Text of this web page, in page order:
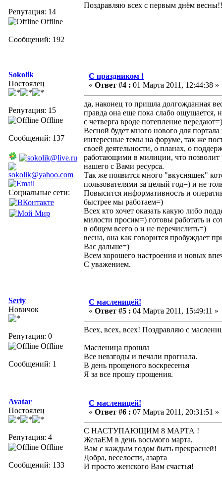
Репутация: 14
Offline
Сообщений: 192
Поздравляю всех с первым днём
Sokolik
Постоялец
Репутация: 15
Offline
Сообщений: 137
Социальные сети:
С праздником !
« Ответ #4 : 01 Марта 2011, 12:44:38 »
да, наконец то пришла долгожданная
правда она еще пока слабо
с четверга вроде потепление
Весной будет много нового для
интересные темы на форуме, так же
своей деятельности, о планах, о
работающими в милиции, что позволит
нашего с Вами ресурса.
Так же появится много "вкусняшек"
пользователями за целый год=) и не
Повысится информативность и
быстрее мы работаем=)
Всех кто хочет оказать какую либо
милости просим=) готовы работать и
в общем всего о и не перечислить=)
весна, она как говорится пробуждает
Вас дальше=)
Всем хорошего настроения и новых
С уважением.
Seriy
Новичок
Репутация: 0
Offline
Сообщений: 1
С масленицей!
« Ответ #5 : 04 Марта 2011, 15:49:11 »
Всех, всех, всех! Поздравляю с
Масленица прошла
Все невзгоды и печали прогнала.
В день прощеного воскресенья
Я за все прошу прощения.
Avatar
Постоялец
Репутация: 4
Offline
Сообщений: 133
С масленицей!
« Ответ #6 : 07 Марта 2011, 20:31:51 »
С НАСТУПАЮЩИМ 8 МАРТА !
ЖелаЕМ в день восьмого марта,
Вам с каждым годом быть прекрасней!
Добра, веселости, азарта
И просто женского Вам счастья!